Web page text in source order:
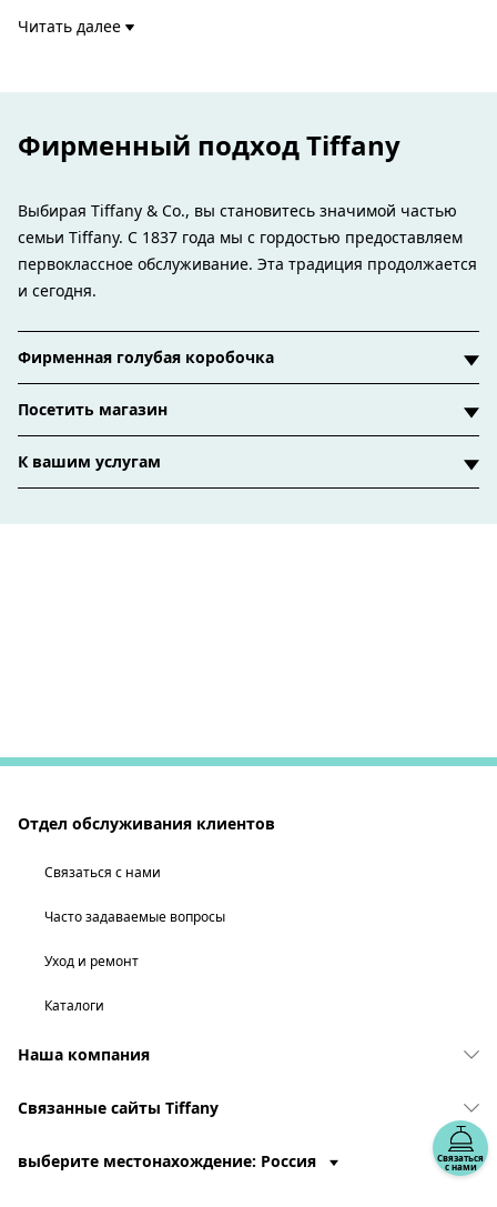
пирожковыми тарелками Tiffany T True разных
Не для использования в микроволновой печи
Читать далее
Фирменный подход Tiffany
Выбирая Tiffany & Co., вы становитесь значимой частью
семьи Tiffany. С 1837 года мы с гордостью предоставляем
первоклассное обслуживание. Эта традиция продолжается
и сегодня.
Фирменная голубая коробочка
Посетить магазин
К вашим услугам
Связаться
с нами
Отдел обслуживания клиентов
Связаться с нами
Часто задаваемые вопросы
Уход и ремонт
Каталоги
Наша компания
Связанные сайты Tiffany
выберите местонахождение: Россия